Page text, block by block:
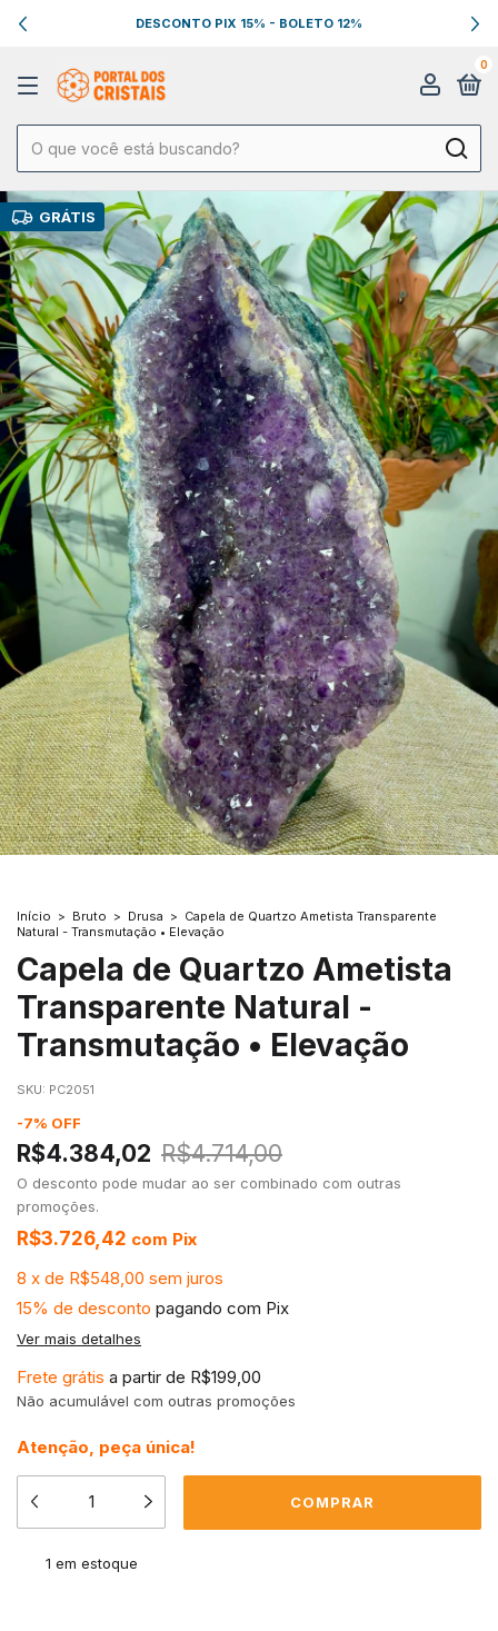
DESCONTO PIX 15% - BOLETO 12%
0
GRÁTIS
Início > Bruto > Drusa > Capela de Quartzo Ametista Transparente
Natural - Transmutação • Elevação
Capela de Quartzo Ametista
Transparente Natural -
Transmutação • Elevação
SKU: PC2051
-7% OFF
R$4.384,02 R$4.714,00
O desconto pode mudar ao ser combinado com outras
promoções.
R$3.726,42 com Pix
8 x de R$548,00 sem juros
15% de desconto pagando com Pix
Ver mais detalhes
Frete grátis a partir de R$199,00
Não acumulável com outras promoções
Atenção, peça única!
1 em estoque